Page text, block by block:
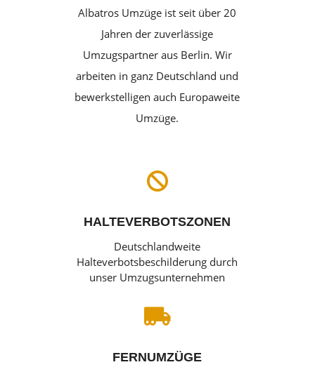
Albatros Umzüge ist seit über 20
Jahren der zuverlässige
Umzugspartner aus Berlin. Wir
arbeiten in ganz Deutschland und
bewerkstelligen auch Europaweite
Umzüge.

HALTEVERBOTSZONEN
Deutschlandweite
Halteverbotsbeschilderung durch
unser Umzugsunternehmen

FERNUMZÜGE